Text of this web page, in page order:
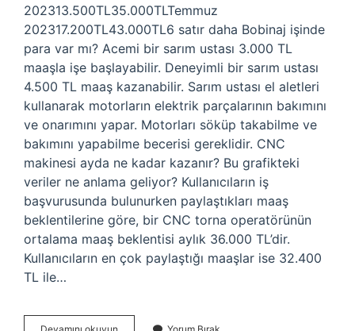
202313.500TL35.000TLTemmuz
202317.200TL43.000TL6 satır daha Bobinaj işinde
para var mı? Acemi bir sarım ustası 3.000 TL
maaşla işe başlayabilir. Deneyimli bir sarım ustası
4.500 TL maaş kazanabilir. Sarım ustası el aletleri
kullanarak motorların elektrik parçalarının bakımını
ve onarımını yapar. Motorları söküp takabilme ve
bakımını yapabilme becerisi gereklidir. CNC
makinesi ayda ne kadar kazanır? Bu grafikteki
veriler ne anlama geliyor? Kullanıcıların iş
başvurusunda bulunurken paylaştıkları maaş
beklentilerine göre, bir CNC torna operatörünün
ortalama maaş beklentisi aylık 36.000 TL’dir.
Kullanıcıların en çok paylaştığı maaşlar ise 32.400
TL ile…
Bobinajcılar